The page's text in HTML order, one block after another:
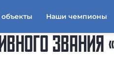
Наши чемпионы
ЗВАНИЯ